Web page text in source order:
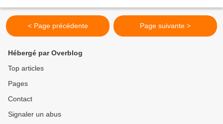
< Page précédente Page suivante >
Hébergé par Overblog
Top articles
Pages
Contact
Signaler un abus